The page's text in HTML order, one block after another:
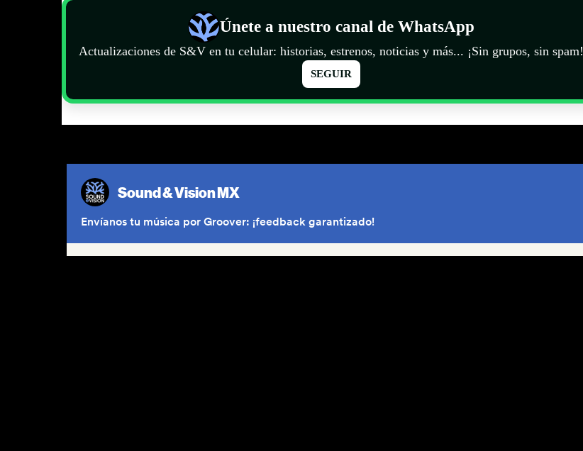
Únete a nuestro canal de WhatsApp
Actualizaciones de S&V en tu celular: historias, estrenos, noticias y más... ¡Sin grupos, sin spam!
SEGUIR